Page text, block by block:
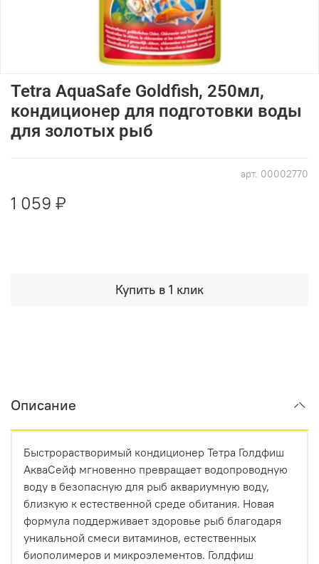
арт. 00002770
Tetra AquaSafe Goldfish, 250мл,
кондиционер для подготовки воды
для золотых рыб
1 059 ₽
Купить в 1 клик
Описание
Быстрорастворимый кондиционер Тетра Голдфиш
АкваСейф мгновенно превращает водопроводную
воду в безопасную для рыб аквариумную воду,
близкую к естественной среде обитания. Новая
формула поддерживает здоровье рыб благодаря
уникальной смеси витаминов, естественных
биополимеров и микроэлементов. Голдфиш